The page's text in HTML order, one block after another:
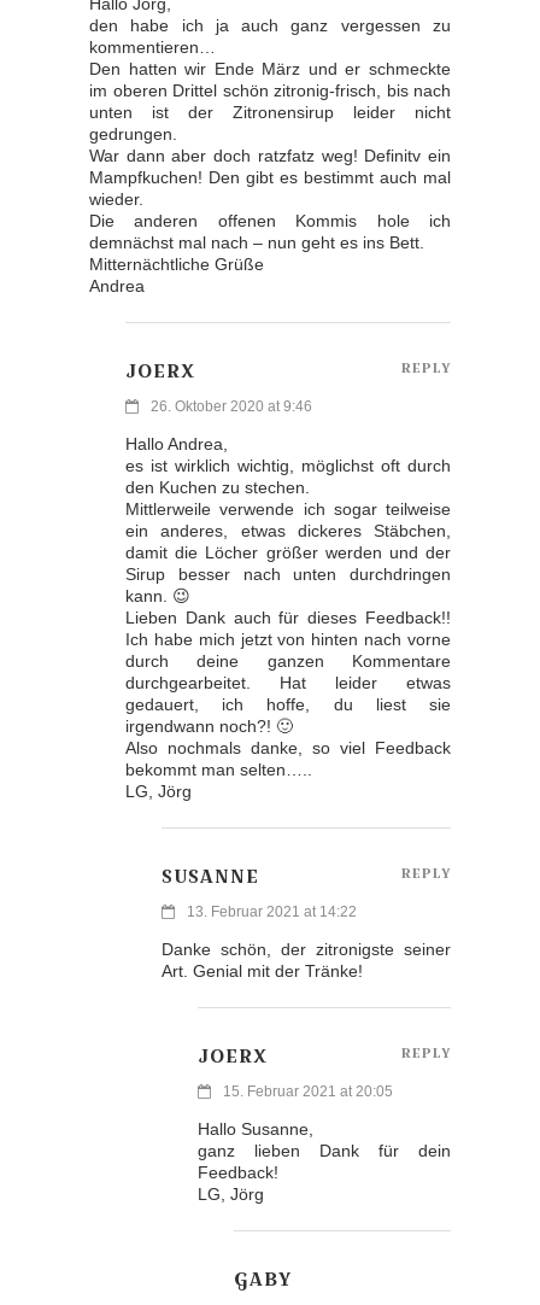
den habe ich ja auch ganz vergessen zu
kommentieren…
Den hatten wir Ende März und er schmeckte
im oberen Drittel schön zitronig-frisch, bis nach
unten ist der Zitronensirup leider nicht
gedrungen.
War dann aber doch ratzfatz weg! Definitv ein
Mampfkuchen! Den gibt es bestimmt auch mal
wieder.
Die anderen offenen Kommis hole ich
demnächst mal nach – nun geht es ins Bett.
Mitternächtliche Grüße
Andrea
JOERX
26. Oktober 2020 at 9:46
Hallo Andrea,
es ist wirklich wichtig, möglichst oft durch
den Kuchen zu stechen.
Mittlerweile verwende ich sogar teilweise
ein anderes, etwas dickeres Stäbchen,
damit die Löcher größer werden und der
Sirup besser nach unten durchdringen
kann. 😉
Lieben Dank auch für dieses Feedback!!
Ich habe mich jetzt von hinten nach vorne
durch deine ganzen Kommentare
durchgearbeitet. Hat leider etwas
gedauert, ich hoffe, du liest sie
irgendwann noch?! 🙂
Also nochmals danke, so viel Feedback
bekommt man selten…..
LG, Jörg
REPLY
SUSANNE
13. Februar 2021 at 14:22
Danke schön, der zitronigste seiner
Art. Genial mit der Tränke!
REPLY
JOERX
15. Februar 2021 at 20:05
Hallo Susanne,
ganz lieben Dank für dein
Feedback!
LG, Jörg
REPLY
GABY